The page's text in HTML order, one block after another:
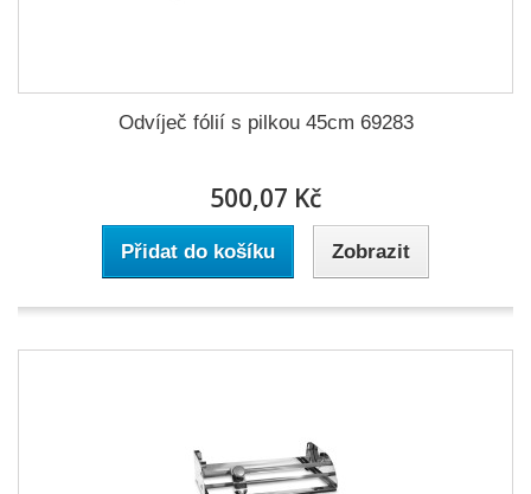
Odvíječ fólií s pilkou 45cm 69283
500,07 Kč
Přidat do košíku Zobrazit